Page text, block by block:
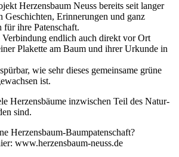
Herzensbaum Neuss bereits seit langer
Geschichten, Erinnerungen und ganz
ihre Patenschaft.
Verbindung endlich auch direkt vor Ort
Plakette am Baum und ihrer Urkunde in
wie sehr dieses gemeinsame grüne
ist.
Herzensbäume inzwischen Teil des Natur-
sind.
Herzensbaum-Baumpatenschaft?
www.herzensbaum-neuss.de